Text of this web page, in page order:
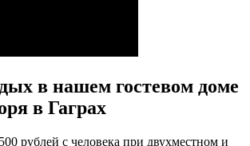
в нашем гостевом доме
в Гаграх
рублей с человека при двухместном и